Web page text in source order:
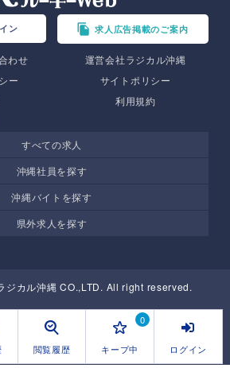
ン 求人広告掲載のご案内
わせ
運営会社ラジカル沖縄
ー
サイトポリシー
利用規約
すべての求人
沖縄社員を探す
沖縄バイトを探す
県外求人を探す
カル沖縄 CO.,LTD. All right reserved.
閲覧履歴 キープ中
0
ログイン